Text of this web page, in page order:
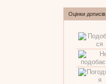
Оцінки дописів